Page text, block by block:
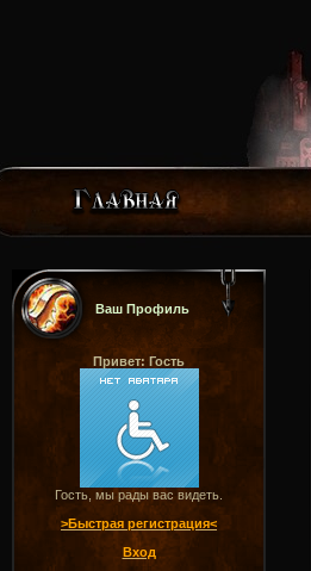
Ваш Профиль
Привет: Гость
Гость, мы рады вас видеть.
>Быстрая регистрация<
Вход